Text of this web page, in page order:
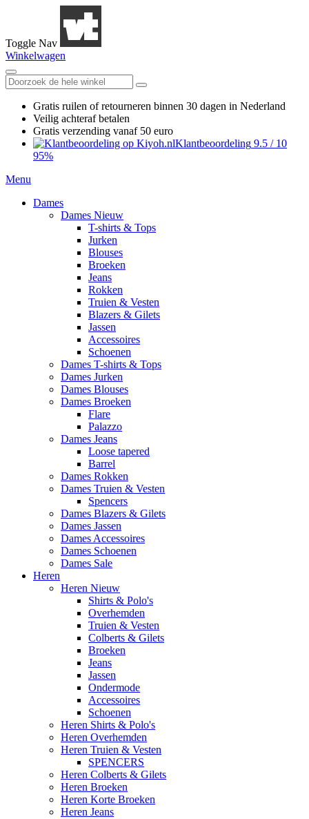
Toggle Nav
Winkelwagen
Gratis ruilen of retourneren binnen 30 dagen in Nederland
Veilig achteraf betalen
Gratis verzending vanaf 50 euro
Klantbeoordeling 9.5 / 10
95%
Menu
Dames
Dames Nieuw
T-shirts & Tops
Jurken
Blouses
Broeken
Jeans
Rokken
Truien & Vesten
Blazers & Gilets
Jassen
Accessoires
Schoenen
Dames T-shirts & Tops
Dames Jurken
Dames Blouses
Dames Broeken
Flare
Palazzo
Dames Jeans
Loose tapered
Barrel
Dames Rokken
Dames Truien & Vesten
Spencers
Dames Blazers & Gilets
Dames Jassen
Dames Accessoires
Dames Schoenen
Dames Sale
Heren
Heren Nieuw
Shirts & Polo's
Overhemden
Truien & Vesten
Colberts & Gilets
Broeken
Jeans
Jassen
Ondermode
Accessoires
Schoenen
Heren Shirts & Polo's
Heren Overhemden
Heren Truien & Vesten
SPENCERS
Heren Colberts & Gilets
Heren Broeken
Heren Korte Broeken
Heren Jeans